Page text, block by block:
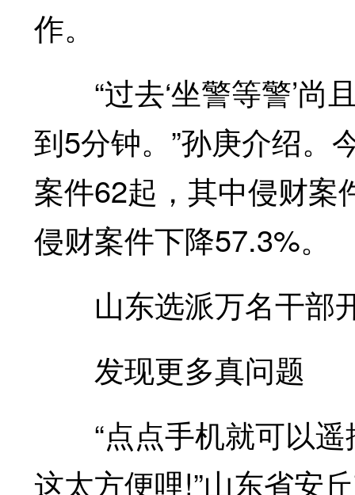
作。
“过去‘坐警等警’尚
到5分钟。”孙庚介绍。
案件62起，其中侵财案
侵财案件下降57.3%。
山东选派万名干部开
发现更多真问题
“点点手机就可以遥
这太方便哩!”山东省安